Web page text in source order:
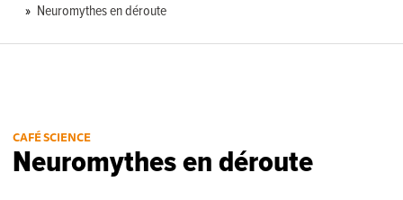
Neuromythes en déroute
CAFÉ SCIENCE
Neuromythes en déroute